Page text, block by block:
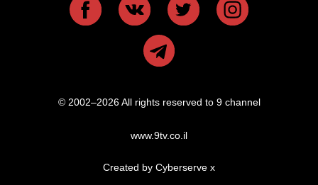
© 2002–2026 All rights reserved to 9 channel
www.9tv.co.il
Created by Cyberserve x